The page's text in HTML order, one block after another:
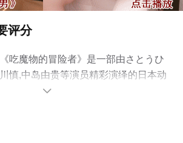
评分
吃魔物的冒险者》是一部由さとうひ
慎,中岛由贵等演员精彩演绎的日本动
清未删减完整版动漫全集就上电影天
